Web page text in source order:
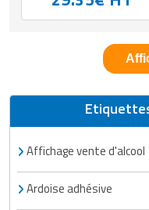
Affichage vente d'alcool
Ardoise adhésive